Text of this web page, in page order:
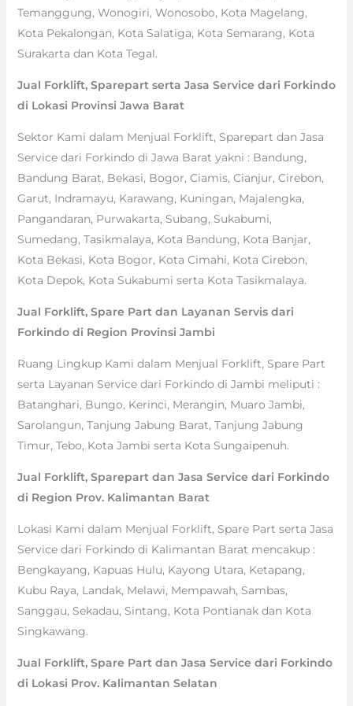
Temanggung, Wonogiri, Wonosobo, Kota Magelang,
Kota Pekalongan, Kota Salatiga, Kota Semarang, Kota
Surakarta dan Kota Tegal.
Jual Forklift, Sparepart serta Jasa Service dari Forkindo
di Lokasi Provinsi Jawa Barat
Sektor Kami dalam Menjual Forklift, Sparepart dan Jasa
Service dari Forkindo di Jawa Barat yakni : Bandung,
Bandung Barat, Bekasi, Bogor, Ciamis, Cianjur, Cirebon,
Garut, Indramayu, Karawang, Kuningan, Majalengka,
Pangandaran, Purwakarta, Subang, Sukabumi,
Sumedang, Tasikmalaya, Kota Bandung, Kota Banjar,
Kota Bekasi, Kota Bogor, Kota Cimahi, Kota Cirebon,
Kota Depok, Kota Sukabumi serta Kota Tasikmalaya.
Jual Forklift, Spare Part dan Layanan Servis dari
Forkindo di Region Provinsi Jambi
Ruang Lingkup Kami dalam Menjual Forklift, Spare Part
serta Layanan Service dari Forkindo di Jambi meliputi :
Batanghari, Bungo, Kerinci, Merangin, Muaro Jambi,
Sarolangun, Tanjung Jabung Barat, Tanjung Jabung
Timur, Tebo, Kota Jambi serta Kota Sungaipenuh.
Jual Forklift, Sparepart dan Jasa Service dari Forkindo
di Region Prov. Kalimantan Barat
Lokasi Kami dalam Menjual Forklift, Spare Part serta Jasa
Service dari Forkindo di Kalimantan Barat mencakup :
Bengkayang, Kapuas Hulu, Kayong Utara, Ketapang,
Kubu Raya, Landak, Melawi, Mempawah, Sambas,
Sanggau, Sekadau, Sintang, Kota Pontianak dan Kota
Singkawang.
Jual Forklift, Spare Part dan Jasa Service dari Forkindo
di Lokasi Prov. Kalimantan Selatan